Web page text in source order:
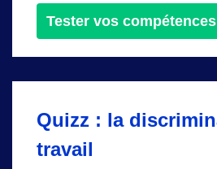
Tester vos compétences
Quizz : la
travail